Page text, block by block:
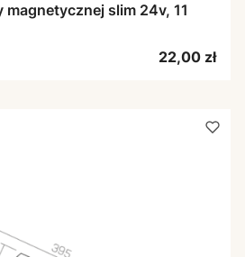
slim 24v, 11
Cena
22,00 zł